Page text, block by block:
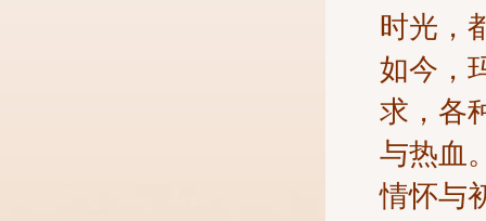
时光，
如今，
求，各
与热血
情怀与